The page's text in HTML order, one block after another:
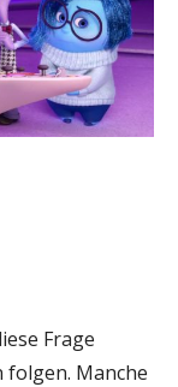
Frage
folgen. Manche